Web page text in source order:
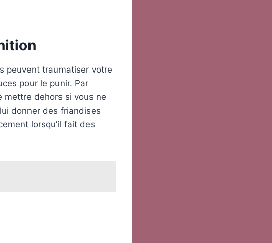
peuvent traumatiser votre
pour le punir. Par
mettre dehors si vous ne
donner des friandises
lorsqu’il fait des